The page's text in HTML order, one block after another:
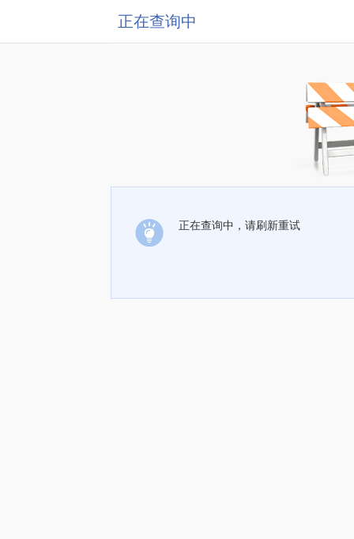
正在查询中
正在查询中，请刷新重试